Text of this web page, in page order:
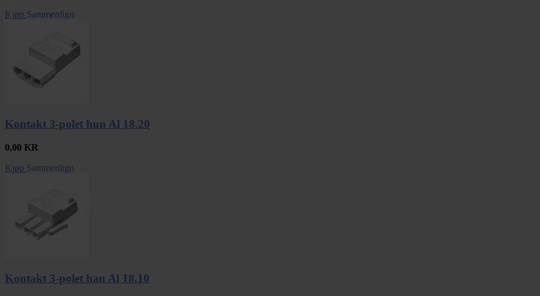
Kjøp Sammenlign
Kontakt 3-polet hun Al 18.20
0,00 KR
Kjøp Sammenlign
Kontakt 3-polet han Al 18.10